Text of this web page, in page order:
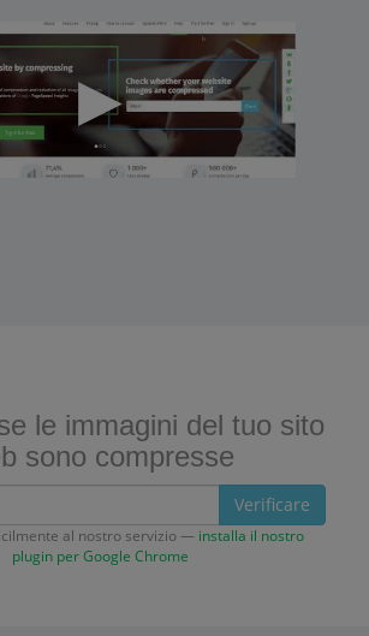
le immagini del tuo sito
sono compresse
Verificare
al nostro servizio — installa il nostro
plugin per Google Chrome